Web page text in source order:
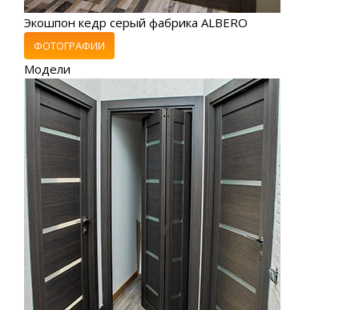
Экошпон кедр серый фабрика ALBERO
ФОТОГРАФИИ
Модели